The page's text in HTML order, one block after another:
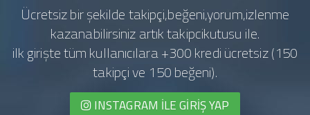
Ücretsiz bir şekilde takipçi,beğeni,yorum,izlenme
kazanabilirsiniz artık takipcikutusu ile.
ilk girişte tüm kullanıcılara +300 kredi ücretsiz (150
takipçi ve 150 beğeni).
INSTAGRAM İLE GIRIŞ YAP